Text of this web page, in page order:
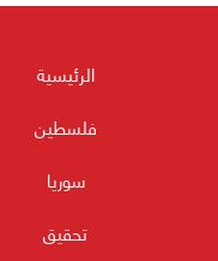
الرئيسية
فلسطين
سوريا
تحقيق